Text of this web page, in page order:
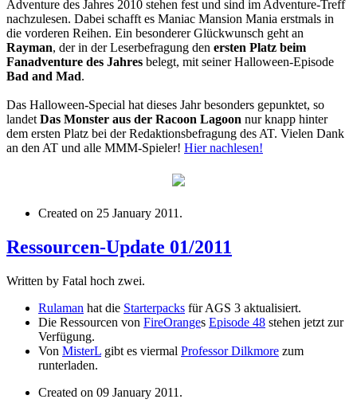
Adventure des Jahres 2010 stehen fest und sind im Adventure-Treff
nachzulesen. Dabei schafft es Maniac Mansion Mania erstmals in
die vorderen Reihen. Ein besonderer Glückwunsch geht an
Rayman, der in der Leserbefragung den ersten Platz beim
Fanadventure des Jahres belegt, mit seiner Halloween-Episode
Bad and Mad.
Das Halloween-Special hat dieses Jahr besonders gepunktet, so
landetDas Monster aus der Racoon Lagoon nur knapp hinter
dem ersten Platz bei der Redaktionsbefragung des AT. Vielen Dank
an den AT und alle MMM-Spieler! Hier nachlesen!
Created on 25 January 2011.
Ressourcen-Update 01/2011
Written by Fatal hoch zwei.
Rulaman hat die Starterpacks für AGS 3 aktualisiert.
Die Ressourcen von FireOranges Episode 48 stehen jetzt zur
Verfügung.
Von MisterL gibt es viermal Professor Dilkmore zum
runterladen.
Created on 09 January 2011 .